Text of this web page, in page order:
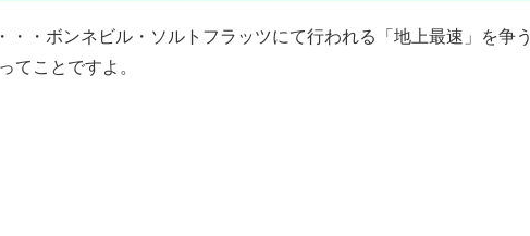
・・ボンネビル・ソルトフラッツにて行われる「地上最速」を争う
てことですよ。